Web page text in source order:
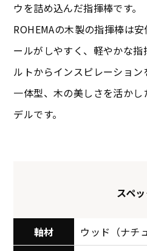
ウを詰め込んだ指揮棒です。
ROHEMAの木製の指揮棒は
ールがしやすく、軽やかな
ルトからインスピレーショ
一体型、木の美しさを活か
デルです。
スペ
軸材
ウッド（ナチ